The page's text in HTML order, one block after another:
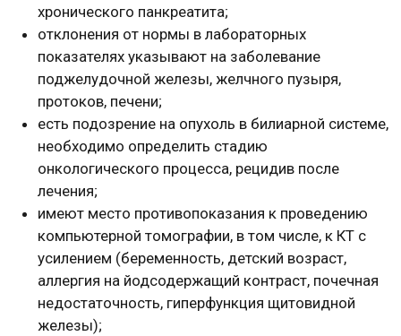
хронического панкреатита;
отклонения от нормы в лабораторных
показателях указывают на заболевание
поджелудочной железы, желчного пузыря,
протоков, печени;
есть подозрение на опухоль в билиарной системе,
необходимо определить стадию
онкологического процесса, рецидив после
лечения;
имеют место противопоказания к проведению
компьютерной томографии, в том числе, к КТ с
усилением (беременность, детский возраст,
аллергия на йодсодержащий контраст, почечная
недостаточность, гиперфункция щитовидной
железы);